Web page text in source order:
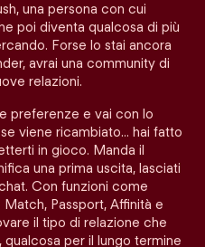
una persona con cui
poi diventa qualcosa di più
Forse lo stai ancora
avrai una community di
relazioni.
preferenze e vai con lo
viene ricambiato… hai fatto
in gioco. Manda il
una prima uscita, lasciati
Con funzioni come
Passport, Affinità e
il tipo di relazione che
per il lungo termine